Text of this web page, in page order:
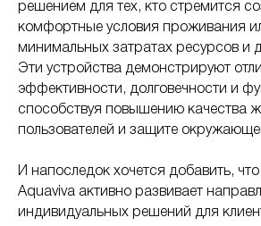
решением для тех, кто стремится
комфортные условия проживания
минимальных затратах ресурсов и
Эти устройства демонстрируют
эффективности, долговечности и
способствуя повышению качества
пользователей и защите
И напоследок хочется добавить,
Aquaviva активно развивает
индивидуальных решений для